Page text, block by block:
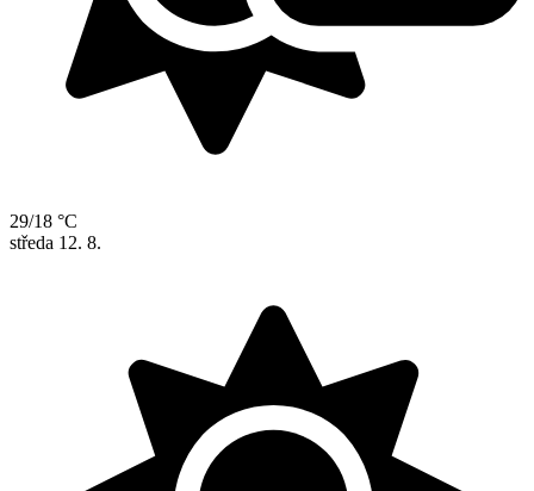
29/18 °C
středa 12. 8.